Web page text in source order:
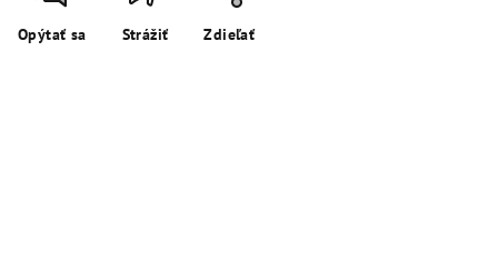
Opýtať sa Strážiť Zdieľať